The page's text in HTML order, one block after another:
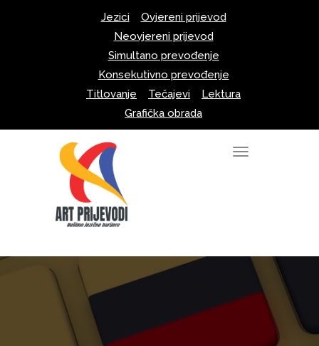
Jezici
Ovjereni prijevod
Neovjereni prijevod
Simultano prevođenje
Konsekutivno prevođenje
Titlovanje
Tečajevi
Lektura
Grafička obrada
T
v
a